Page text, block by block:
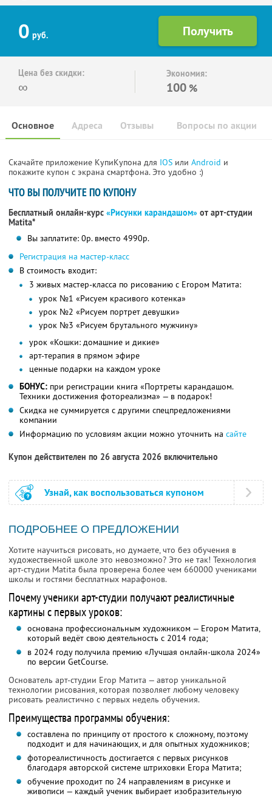
0 руб.
Цена без скидки:
∞
Экономия:
100 %
Основное Отзывы Вопросы по акции
Адреса
Скачайте приложение КупиКупона для IOS или Android и
покажите купон с экрана смартфона. Это удобно :)
ЧТО ВЫ ПОЛУЧИТЕ ПО КУПОНУ
Бесплатный онлайн-курс «Рисунки карандашом» от арт-студии
Matita*
Вы заплатите: 0р. вместо 4990р.
Регистрация на мастер-класс
В стоимость входит:
3 живых мастер-класса по рисованию с Егором Матита:
урок №1 «Рисуем красивого котенка»
урок №2 «Рисуем портрет девушки»
урок №3 «Рисуем брутального мужчину»
урок «Кошки: домашние и дикие»
арт-терапия в прямом эфире
ценные подарки на каждом уроке
БОНУС: при регистрации книга «Портреты карандашом.
Техники достижения фотореализма» — в подарок!
Скидка не суммируется с другими спецпредложениями
компании
Информацию по условиям акции можно уточнить на сайте
Купон действителен по 26 августа 2026 включительно
Узнай, как воспользоваться купоном
ПОДРОБНЕЕ О ПРЕДЛОЖЕНИИ
Хотите научиться рисовать, но думаете, что без обучения в
художественной школе это невозможно? Это не так! Технология
арт-студии Matita была проверена более чем 660000 учениками
школы и гостями бесплатных марафонов.
Почему ученики арт-студии получают реалистичные
картины с первых уроков:
основана профессиональным художником — Егором Матита,
который ведёт свою деятельность с 2014 года;
в 2024 году получила премию «Лучшая онлайн-школа 2024»
по версии GetCourse.
Основатель арт-студии Егор Матита — автор уникальной
технологии рисования, которая позволяет любому человеку
рисовать реалистично с первых недель обучения.
Преимущества программы обучения:
составлена по принципу от простого к сложному, поэтому
подходит и для начинающих, и для опытных художников;
фотореалистичность достигается с первых рисунков
благодаря авторской системе штриховки Егора Матита;
обучение проходит по 24 направлениям в рисунке и
живописи — каждый ученик выбирает изобразительную